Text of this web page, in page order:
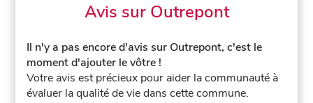
Avis sur Outrepont
Il n'y a pas encore d'avis sur Outrepont, c'est le
moment d'ajouter le vôtre !
Votre avis est précieux pour aider la communauté à
évaluer la qualité de vie dans cette commune.